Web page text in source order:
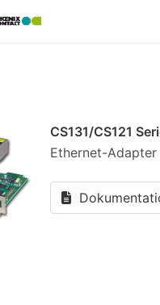
CS131/CS121
Ethernet-